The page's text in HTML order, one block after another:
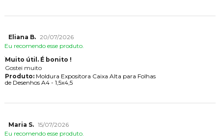
Eliana B. 20/07/2026
Eu recomendo esse produto.
Muito útil. É bonito !
Gostei muito
Produto:Moldura Expositora Caixa Alta para Folhas
de Desenhos A4 - 1,5x4,5
Maria S. 15/07/2026
Eu recomendo esse produto.